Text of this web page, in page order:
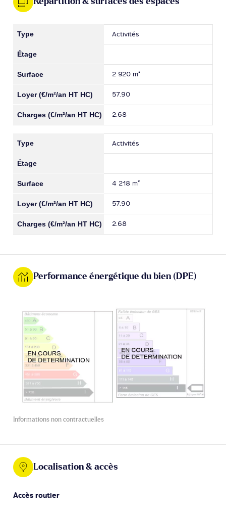
Activités
2 920 m²
57.90
2.68
Activités
4 218 m²
57.90
2.68
Performance énergétique du bien (DPE)
Informations non contractuelles
Localisation & accès
Accès routier